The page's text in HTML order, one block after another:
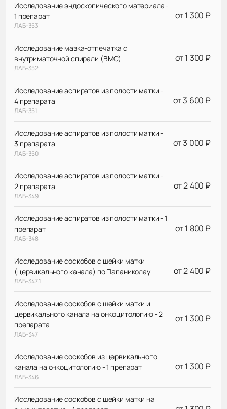
Исследование эндоскопического материала -
1 препарат
ЛАБ-353
от 1 300 ₽
Исследование мазка-отпечатка с
внутриматочной спирали (ВМС)
ЛАБ-352
от 1 300 ₽
Исследование аспиратов из полости матки -
4 препарата
ЛАБ-351
от 3 600 ₽
Исследование аспиратов из полости матки -
3 препарата
ЛАБ-350
от 3 000 ₽
Исследование аспиратов из полости матки -
2 препарата
ЛАБ-349
от 2 400 ₽
Исследование аспиратов из полости матки - 1
препарат
ЛАБ-348
от 1 800 ₽
Исследование соскобов с шейки матки
(цервикального канала) по Папаниколау
ЛАБ-347.1
от 2 400 ₽
Исследование соскобов с шейки матки и
цервикального канала на онкоцитологию - 2
препарата
ЛАБ-347
от 1 300 ₽
Исследование соскобов из цервикального
канала на онкоцитологию - 1 препарат
ЛАБ-346
от 1 300 ₽
Исследование соскобов с шейки матки на